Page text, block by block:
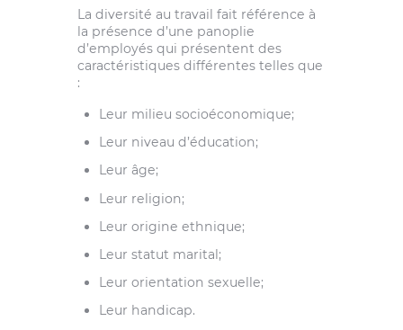
La diversité au travail fait référence à
la présence d’une panoplie
d’employés qui présentent des
caractéristiques différentes telles que
:
Leur milieu socioéconomique;
Leur niveau d’éducation;
Leur âge;
Leur religion;
Leur origine ethnique;
Leur statut marital;
Leur orientation sexuelle;
Leur handicap.